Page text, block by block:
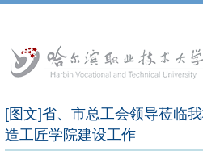
[图文]省、市总工会领导莅临
造工匠学院建设工作